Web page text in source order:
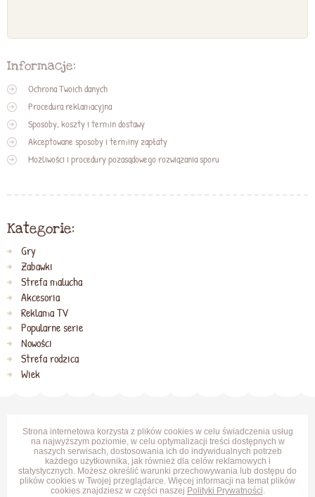
Informacje:
Ochrona Twoich danych
Procedura reklamacyjna
Sposoby, koszty i termin dostawy
Akceptowane sposoby i terminy zapłaty
Możliwości i procedury pozasądowego rozwiązania sporu
Kategorie:
Gry
Zabawki
Strefa malucha
Akcesoria
Reklama TV
Popularne serie
Nowości
Strefa rodzica
Wiek
Strona internetowa korzysta z plików cookies w celu świadczenia usług
na najwyższym poziomie, w celu optymalizacji treści dostępnych w
naszych serwisach, dostosowania ich do indywidualnych potrzeb
każdego użytkownika, jak również dla celów reklamowych i
statystycznych. Możesz określić warunki przechowywania lub dostępu do
plików cookies w Twojej przeglądarce. Więcej informacji na temat plików
cookies znajdziesz w części naszej Polityki Prywatności.